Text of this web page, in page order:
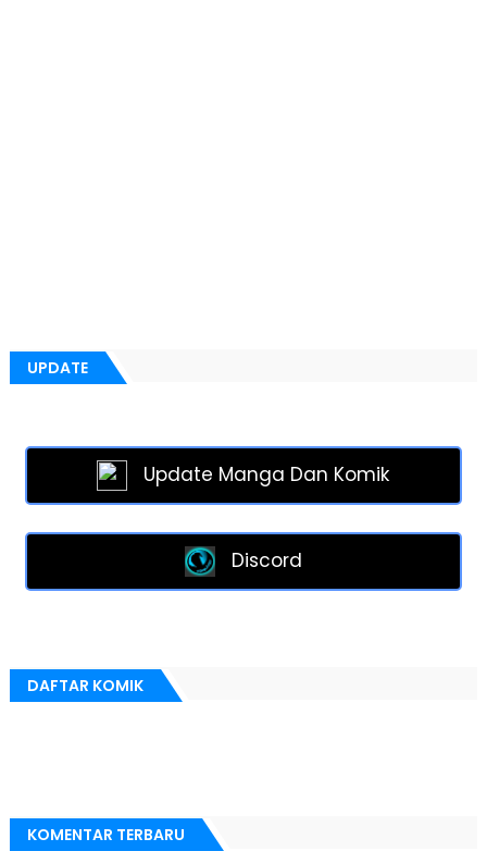
UPDATE
Update Manga Dan Komik
Discord
DAFTAR KOMIK
KOMENTAR TERBARU